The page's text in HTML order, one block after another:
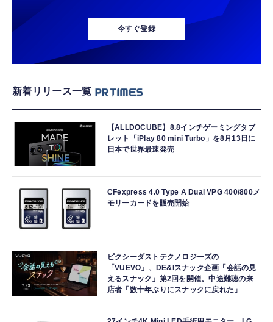
今すぐ登録
新着リリース一覧
【ALLDOCUBE】8.8インチゲーミングタブ
レット「iPlay 80 mini Turbo」を8月13日に
日本で世界最速発売
CFexpress 4.0 Type A Dual VPG 400/800メ
モリーカードを販売開始
ピクシーダストテクノロジーズの
「VUEVO」、DE&Iスナック企画「会話の見
えるスナック」第2回を開催。中途難聴の来
店者「数十年ぶりにスナックに戻れた」